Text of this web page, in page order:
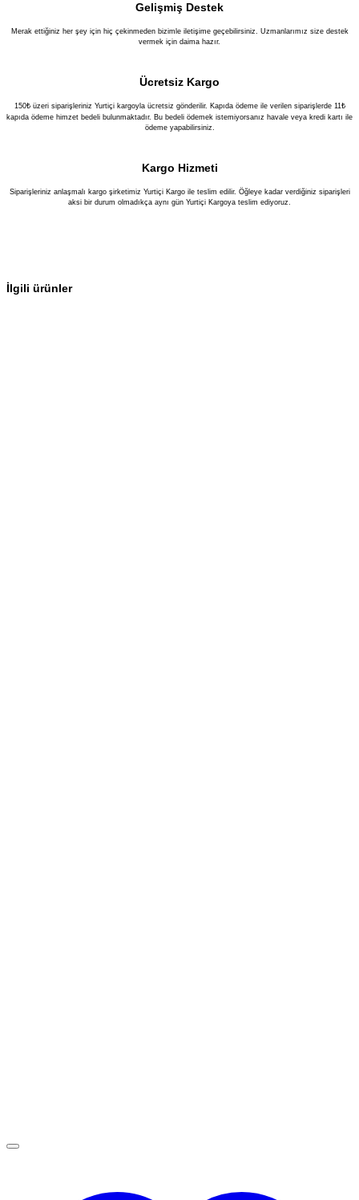
Gelişmiş Destek
Merak ettiğiniz her şey için hiç çekinmeden bizimle iletişime geçebilirsiniz. Uzmanlarımız size destek
vermek için daima hazır.
Ücretsiz Kargo
150₺ üzeri siparişleriniz Yurtiçi kargoyla ücretsiz gönderilir. Kapıda ödeme ile verilen siparişlerde 11₺
kapıda ödeme himzet bedeli bulunmaktadır. Bu bedeli ödemek istemiyorsanız havale veya kredi kartı ile
ödeme yapabilirsiniz.
Kargo Hizmeti
Siparişleriniz anlaşmalı kargo şirketimiz Yurtiçi Kargo ile teslim edilir. Öğleye kadar verdiğiniz siparişleri
aksi bir durum olmadıkça aynı gün Yurtiçi Kargoya teslim ediyoruz.
İlgili ürünler